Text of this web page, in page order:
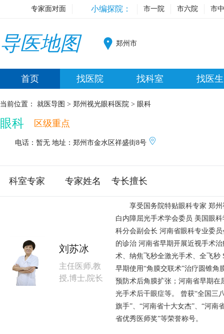
专家面对面 小编探院： 市一院 市六院 市
导医地图 郑州市
首页 找医院 找科室 找医生
当前位置： 就医导图 > 郑州视光眼科医院 > 眼科
眼科 区级重点
电话：暂无 地址：郑州市金水区祥盛街8号
科室专家 专家姓名 专长擅长
刘苏冰
主任医师,教
授,博士,院长
享受国务院特贴眼科专家 郑州
白内障屈光手术学会委员 美国眼
科分会副会长 河南省眼科专业委
的诊治 河南省早期开展近视手术
术、纳焦飞秒全激光手术、全飞
早期使用“角膜交联术”治疗圆锥角
预防术后角膜扩张；河南省早期
光手术后干眼症等。 曾获“全国三
旗手”、“河南省十大女杰”、“河南
省优秀医师奖”等荣誉称号。